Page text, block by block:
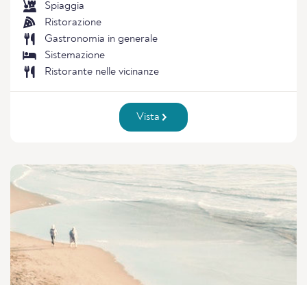
Spiaggia
Ristorazione
Gastronomia in generale
Sistemazione
Ristorante nelle vicinanze
Vista